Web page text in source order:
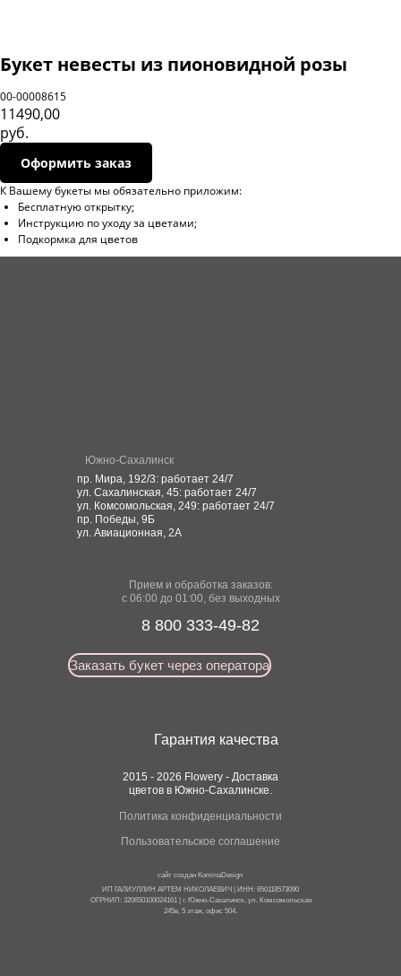
Букет невесты из пионовидной розы
00-00008615
11490,00
руб.
Оформить заказ
К Вашему букеты мы обязательно приложим:
Бесплатную открытку;
Инструкцию по уходу за цветами;
Подкормка для цветов
пр. Мира, 192/3: работает 24/7
ул. Сахалинская, 45: работает 24/7
ул. Комсомольская, 249: работает 24/7
пр. Победы, 9Б
ул. Авиационная, 2А
Заказать букет через оператора
8 800 333-49-82
Прием и обработка заказов:
с 06:00 до 01:00, без выходных
Южно-Сахалинск
2015 - 2026 Flowery - Доставка
цветов в Южно-Сахалинске.
Cвадебные букеты
Политика конфиденциальности
Пользовательское соглашение
Гарантия качества
сайт создан KominaDesign
ИП ГАЛИУЛЛИН АРТЕМ НИКОЛАЕВИЧ | ИНН: 650118573090
ОГРНИП: 320650100024161 | г. Южно-Сахалинск, ул. Комсомольская
245в, 5 этаж, офис 504.